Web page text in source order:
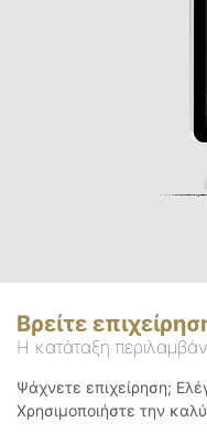
Βρείτε
Η κατάταξη
Ψάχνετε επιχείρηση;
Χρησιμοποιήστε την